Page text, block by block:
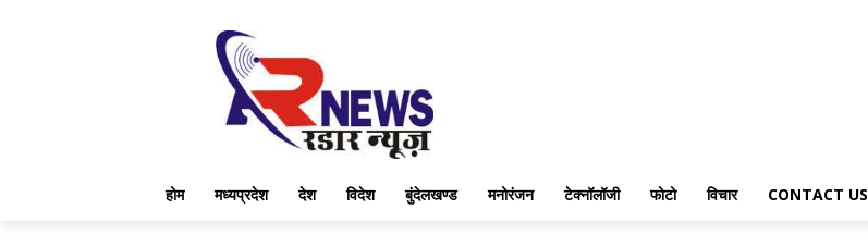
होम मध्यप्रदेश देश विदेश बुंदेलखण्ड मनोरंजन टेक्नॉलॉजी फोटो विचार CONTACT US